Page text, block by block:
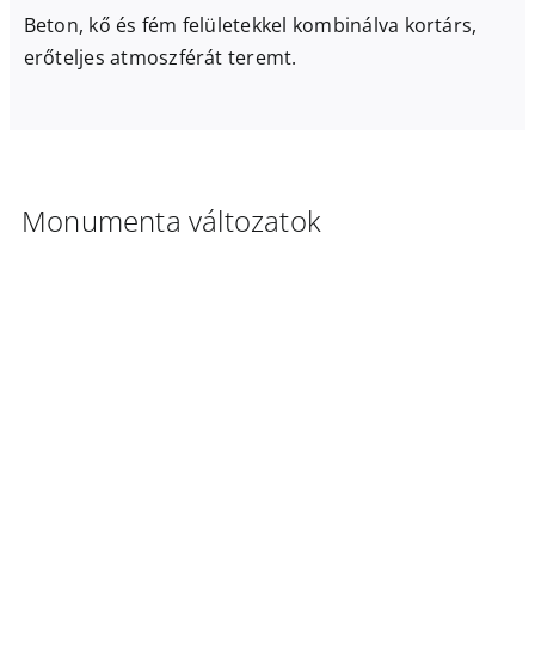
Beton, kő és fém felületekkel kombinálva kortárs,
erőteljes atmoszférát teremt.
Monumenta változatok